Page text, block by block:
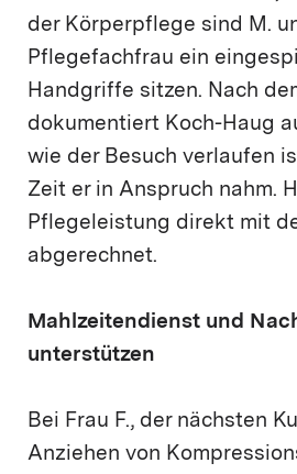
der Körperpflege sind M.
Pflegefachfrau ein
Handgriffe sitzen. Nach
dokumentiert Koch-Haug
wie der Besuch verlaufen
Zeit er in Anspruch nahm.
Pflegeleistung direkt mit
abgerechnet.
Mahlzeitendienst und
unterstützen
Bei Frau F., der nächsten
Anziehen von